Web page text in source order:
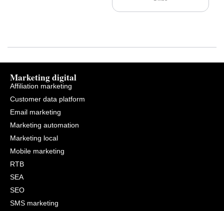
Marketing digital
Affiliation marketing
Customer data platform
Email marketing
Marketing automation
Marketing local
Mobile marketing
RTB
SEA
SEO
SMS marketing